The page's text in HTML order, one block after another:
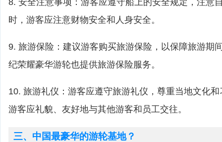
8. 安全注意事项：游客应遵守船上的安全规定，注意
时，游客应注意财物安全和人身安全。
9. 旅游保险：建议游客购买旅游保险，以保障旅游期
纪荣耀豪华游轮也提供旅游保险服务。
10. 旅游礼仪：游客应遵守旅游礼仪，尊重当地文化
游客应礼貌、友好地与其他游客和员工交往。
三、中国最豪华的游轮基地？